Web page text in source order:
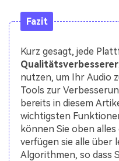
Fazit
Kurz gesagt, jede
Qualitätsverbesserer
nutzen, um Ihr Audio
Tools zur
bereits in diesem
wichtigsten
können Sie oben
verfügen sie alle über
Algorithmen, so dass